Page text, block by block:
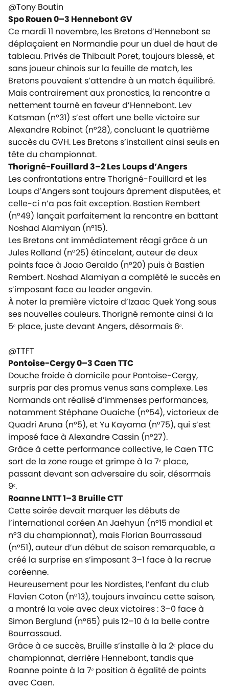
@Tony Boutin
Spo Rouen 0–3 Hennebont GV
Ce mardi 11 novembre, les Bretons d’Hennebont se
déplaçaient en Normandie pour un duel de haut de
tableau. Privés de Thibault Poret, toujours blessé, et
sans joueur chinois sur la feuille de match, les
Bretons pouvaient s’attendre à un match équilibré.
Mais contrairement aux pronostics, la rencontre a
nettement tourné en faveur d’Hennebont. Lev
Katsman (n°31) s’est offert une belle victoire sur
Alexandre Robinot (n°28), concluant le quatrième
succès du GVH. Les Bretons s’installent ainsi seuls en
tête du championnat.
Thorigné-Fouillard 3–2 Les Loups d’Angers
Les confrontations entre Thorigné-Fouillard et les
Loups d’Angers sont toujours âprement disputées, et
celle-ci n’a pas fait exception. Bastien Rembert
(n°49) lançait parfaitement la rencontre en battant
Noshad Alamiyan (n°15).
Les Bretons ont immédiatement réagi grâce à un
Jules Rolland (n°25) étincelant, auteur de deux
points face à Joao Geraldo (n°20) puis à Bastien
Rembert. Noshad Alamiyan a complété le succès en
s’imposant face au leader angevin.
À noter la première victoire d’Izaac Quek Yong sous
ses nouvelles couleurs. Thorigné remonte ainsi à la
5ᵉ place, juste devant Angers, désormais 6ᵉ.
@TTFT
Pontoise-Cergy 0–3 Caen TTC
Douche froide à domicile pour Pontoise-Cergy,
surpris par des promus venus sans complexe. Les
Normands ont réalisé d’immenses performances,
notamment Stéphane Ouaiche (n°54), victorieux de
Quadri Aruna (n°5), et Yu Kayama (n°75), qui s’est
imposé face à Alexandre Cassin (n°27).
Grâce à cette performance collective, le Caen TTC
sort de la zone rouge et grimpe à la 7ᵉ place,
passant devant son adversaire du soir, désormais
9ᵉ.
Roanne LNTT 1–3 Bruille CTT
Cette soirée devait marquer les débuts de
l’international coréen An Jaehyun (n°15 mondial et
n°3 du championnat), mais Florian Bourrassaud
(n°51), auteur d’un début de saison remarquable, a
créé la surprise en s’imposant 3–1 face à la recrue
coréenne.
Heureusement pour les Nordistes, l’enfant du club
Flavien Coton (n°13), toujours invaincu cette saison,
a montré la voie avec deux victoires : 3–0 face à
Simon Berglund (n°65) puis 12–10 à la belle contre
Bourrassaud.
Grâce à ce succès, Bruille s’installe à la 2ᵉ place du
championnat, derrière Hennebont, tandis que
Roanne pointe à la 7ᵉ position à égalité de points
avec Caen.